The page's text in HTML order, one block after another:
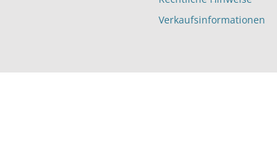
Verkaufsinformationen